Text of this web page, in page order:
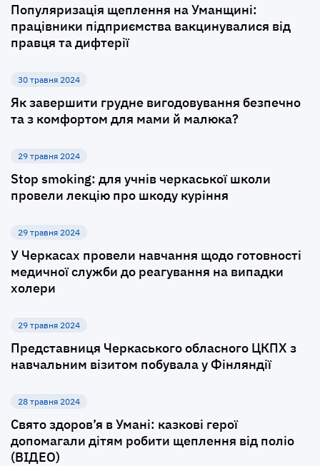
Популяризація щеплення на Уманщині:
працівники підприємства вакцинувалися від
правця та дифтерії
30 травня 2024
Як завершити грудне вигодовування безпечно
та з комфортом для мами й малюка?
29 травня 2024
Stop smoking: для учнів черкаської школи
провели лекцію про шкоду куріння
29 травня 2024
У Черкасах провели навчання щодо готовності
медичної служби до реагування на випадки
холери
29 травня 2024
Представниця Черкаського обласного ЦКПХ з
навчальним візитом побувала у Фінляндії
28 травня 2024
Свято здоров’я в Умані: казкові герої
допомагали дітям робити щеплення від поліо
(ВІДЕО)